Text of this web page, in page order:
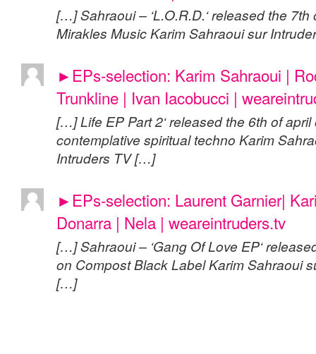
[…] Sahraoui – ‘L.O.R.D.‘ released the
Mirakles Music Karim Sahraoui sur
►EPs-selection: Karim Sahraoui |
Trunkline | Ivan Iacobucci |
[…] Life EP Part 2‘ released the 6th of april
contemplative spiritual techno Karim
Intruders TV […]
►EPs-selection: Laurent Garnier|
Donarra | Nela | weareintruders.tv
[…] Sahraoui – ‘Gang Of Love EP‘
on Compost Black Label Karim Sahraoui
[…]